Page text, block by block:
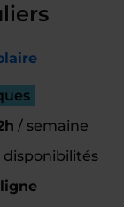
/ semaine
disponibilités